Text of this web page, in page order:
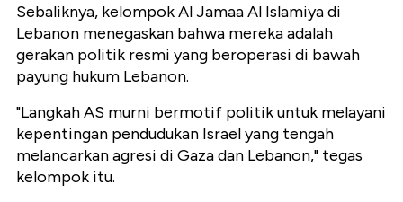
Sebaliknya, kelompok Al Jamaa Al Islamiya di
Lebanon menegaskan bahwa mereka adalah
gerakan politik resmi yang beroperasi di bawah
payung hukum Lebanon.
"Langkah AS murni bermotif politik untuk melayani
kepentingan pendudukan Israel yang tengah
melancarkan agresi di Gaza dan Lebanon," tegas
kelompok itu.